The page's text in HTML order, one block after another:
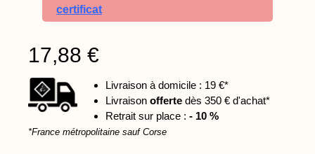
certificat
17,88 €
Livraison à domicile : 19 €*
Livraison offerte dès 350 € d'achat*
Retrait sur place : - 10 %
*France métropolitaine sauf Corse